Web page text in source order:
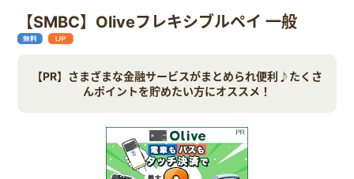
【SMBC】Oliveフレキシブルペイ 一般
【PR】さまざまな金融サービスがまとめられ便利♪たくさ
んポイントを貯めたい方にオススメ！